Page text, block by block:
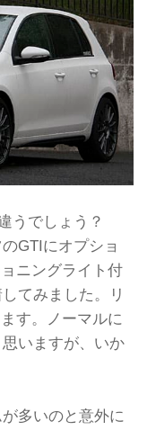
うでしょう？
GTIにオプショ
ニングライト付
てみました。リ
す。ノーマルに
いますが、いか
多いのと意外に